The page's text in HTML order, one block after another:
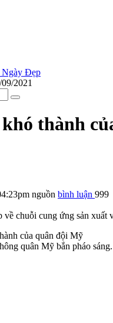
Ngày Đẹp
2021
thành
nguồn bình luận 999
chuỗi cung ứng sản
quân Mỹ bắn pháo